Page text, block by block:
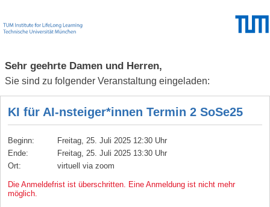
Sehr geehrte Damen und Herren,
Sie sind zu folgender Veranstaltung eingeladen:
KI für AI-nsteiger*innen Termin 2 SoSe25
Beginn:
Freitag, 25. Juli 2025 12:30 Uhr
Ende:
Freitag, 25. Juli 2025 13:30 Uhr
Ort:
virtuell via zoom
Die Anmeldefrist ist überschritten. Eine Anmeldung ist nicht mehr
möglich.